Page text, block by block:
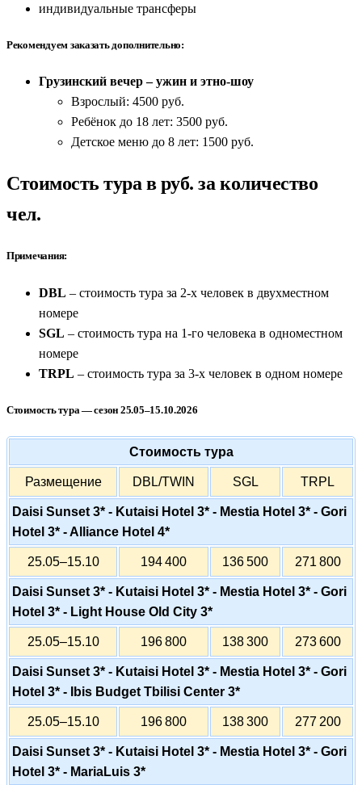
индивидуальные трансферы
Рекомендуем заказать дополнительно:
Грузинский вечер – ужин и этно-шоу
Взрослый: 4500 руб.
Ребёнок до 18 лет: 3500 руб.
Детское меню до 8 лет: 1500 руб.
Стоимость тура в руб. за количество
чел.
Примечания:
DBL – стоимость тура за 2-х человек в двухместном
номере
SGL – стоимость тура на 1-го человека в одноместном
номере
TRPL – стоимость тура за 3-х человек в одном номере
Стоимость тура — сезон 25.05–15.10.2026
Стоимость тура
Размещение DBL/TWIN SGL TRPL
Daisi Sunset 3* - Kutaisi Hotel 3* - Mestia Hotel 3* - Gori
Hotel 3* - Alliance Hotel 4*
25.05–15.10 194 400 136 500 271 800
Daisi Sunset 3* - Kutaisi Hotel 3* - Mestia Hotel 3* - Gori
Hotel 3* - Light House Old City 3*
25.05–15.10 196 800 138 300 273 600
Daisi Sunset 3* - Kutaisi Hotel 3* - Mestia Hotel 3* - Gori
Hotel 3* - Ibis Budget Tbilisi Center 3*
25.05–15.10 196 800 138 300 277 200
Daisi Sunset 3* - Kutaisi Hotel 3* - Mestia Hotel 3* - Gori
Hotel 3* - MariaLuis 3*